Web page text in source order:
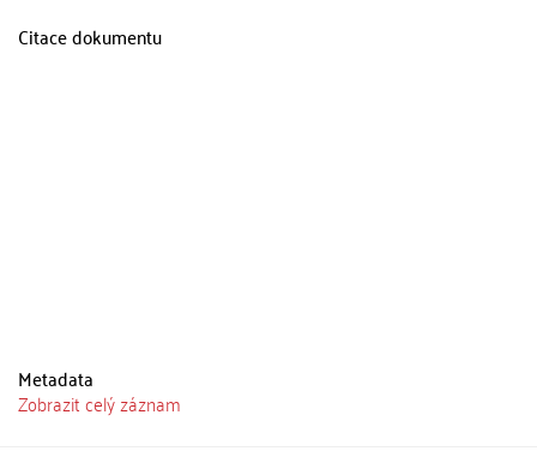
Citace dokumentu
Metadata
Zobrazit celý záznam